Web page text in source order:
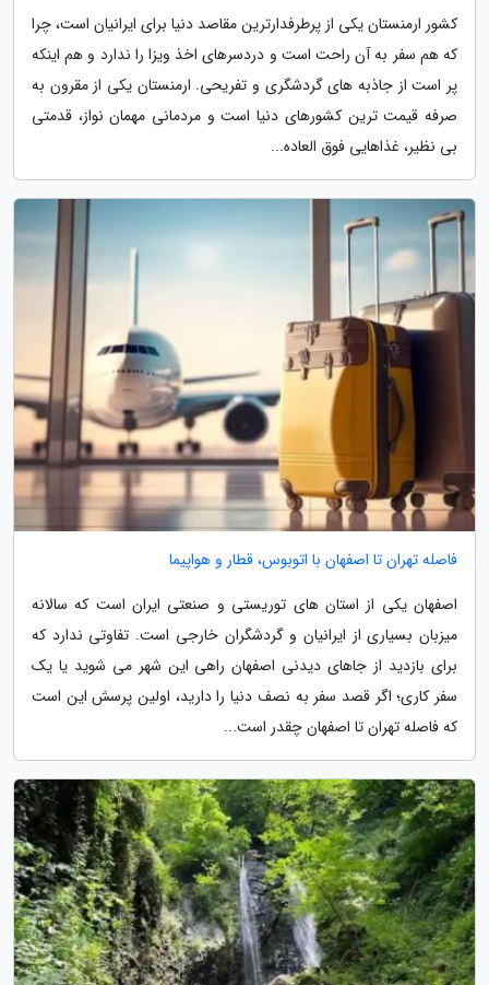
کشور ارمنستان یکی از پرطرفدارترین مقاصد دنیا برای ایرانیان است، چرا
که هم سفر به آن راحت است و دردسرهای اخذ ویزا را ندارد و هم اینکه
پر است از جاذبه های گردشگری و تفریحی. ارمنستان یکی از مقرون به
صرفه قیمت ترین کشورهای دنیا است و مردمانی مهمان نواز، قدمتی
بی نظیر، غذاهایی فوق العاده...
فاصله تهران تا اصفهان با اتوبوس، قطار و هواپیما
اصفهان یکی از استان های توریستی و صنعتی ایران است که سالانه
میزبان بسیاری از ایرانیان و گردشگران خارجی است. تفاوتی ندارد که
برای بازدید از جاهای دیدنی اصفهان راهی این شهر می شوید یا یک
سفر کاری؛ اگر قصد سفر به نصف دنیا را دارید، اولین پرسش این است
که فاصله تهران تا اصفهان چقدر است...